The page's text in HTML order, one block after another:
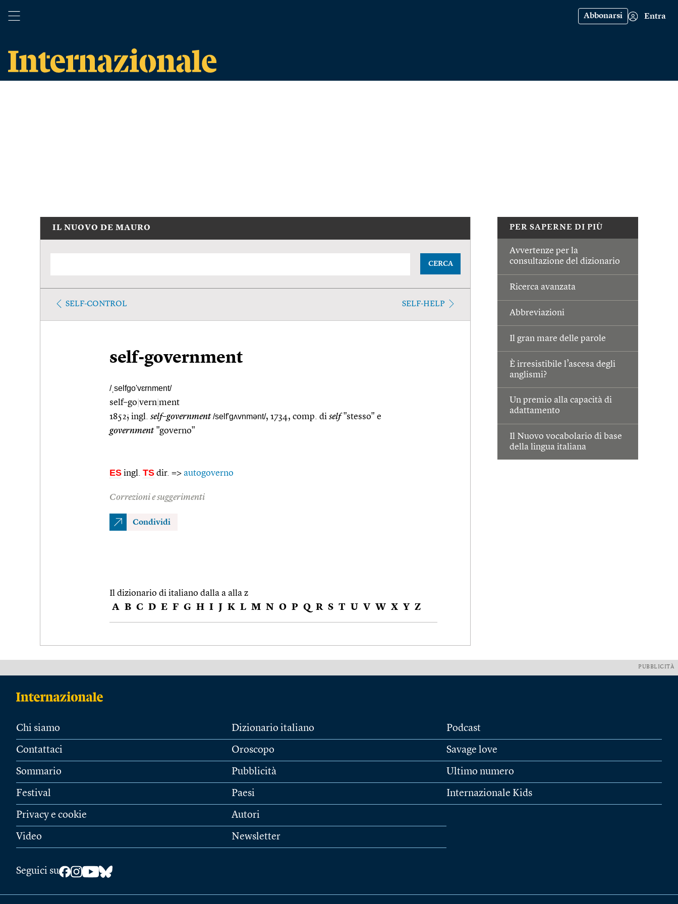
Abbonarsi Entra
PER SAPERNE DI PIÙ
Avvertenze per la
consultazione del dizionario
Ricerca avanzata
Abbreviazioni
Il gran mare delle parole
È irresistibile l’ascesa degli
anglismi?
Un premio alla capacità di
adattamento
Il Nuovo vocabolario di base
della lingua italiana
IL NUOVO DE MAURO
CERCA
SELF-CONTROL SELF-HELP
self-government
/ˌselfgo'vɛrnment/
self–go vern ment
1852; ingl. self–government /self'gʌvnmənt/, 1734, comp. di self"stesso" e
government"governo"
ES ingl. TS dir. => autogoverno
Correzioni e suggerimenti
Condividi
Il dizionario di italiano dalla a alla z
A B C D E F G H I J K L M N O P Q R S T U V W X Y Z
PUBBLICITÀ
Chi siamo
Contattaci
Sommario
Festival
Privacy e cookie
Video
Dizionario italiano
Oroscopo
Pubblicità
Paesi
Autori
Newsletter
Podcast
Savage love
Ultimo numero
Internazionale Kids
Seguici su